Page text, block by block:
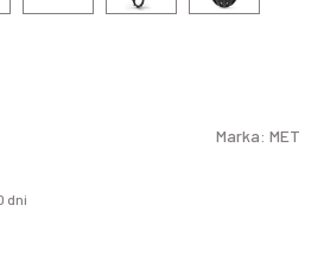
dni
Marka: MET